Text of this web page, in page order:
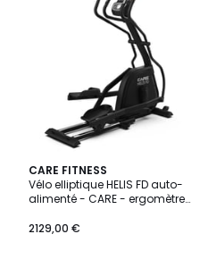
CARE FITNESS
Vélo elliptique HELIS FD auto-
alimenté - CARE - ergomètre
2129,00 €